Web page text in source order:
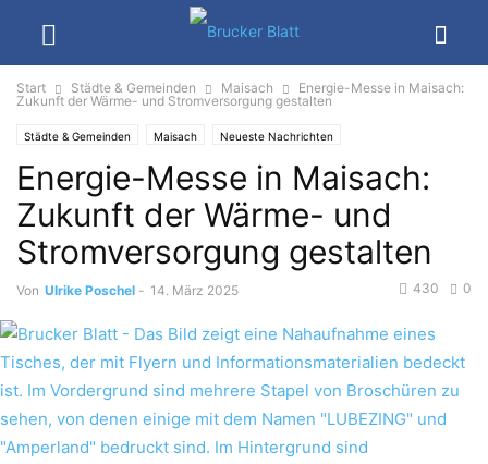
Start Städte & Gemeinden Maisach
Energie-Messe in Maisach:
Zukunft der Wärme- und Stromversorgung gestalten
Städte & Gemeinden Maisach Neueste Nachrichten
Energie-Messe in Maisach:
Zukunft der Wärme- und
Stromversorgung gestalten
Von Ulrike Poschel - 14. März 2025 0
430